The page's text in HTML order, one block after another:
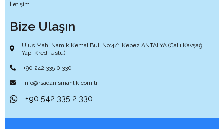
İletişim
Bize Ulaşın
Ulus Mah. Namık Kemal Bul. No:4/1 Kepez ANTALYA (Çallı Kavşağı
Yapı Kredi Üstü)
+90 242 335 0 330
info@rsadanismanlik.com.tr
+90 542 335 2 330